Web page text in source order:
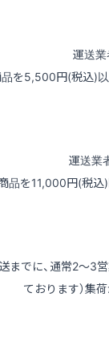
運送
品を5,500円(税込)
運送業
品を11,000円(税
までに、通常2～3
ております）集